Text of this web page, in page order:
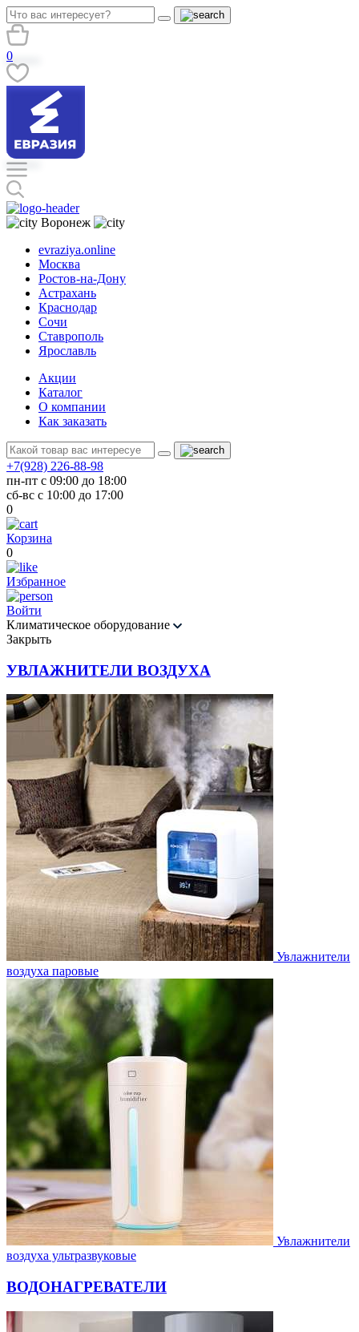
0
Воронеж
evraziya.online
Москва
Ростов-на-Дону
Астрахань
Краснодар
Сочи
Ставрополь
Ярославль
Акции
Каталог
О компании
Как заказать
+7(928) 226-88-98
пн-пт с 09:00 до 18:00
сб-вс с 10:00 до 17:00
0
Корзина
0
Избранное
Войти
Климатическое оборудование
Закрыть
УВЛАЖНИТЕЛИ ВОЗДУХА
Увлажнители
воздуха паровые
Увлажнители
воздуха ультразвуковые
ВОДОНАГРЕВАТЕЛИ